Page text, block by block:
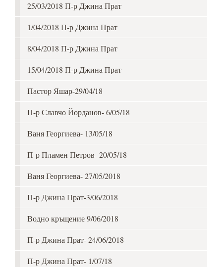
25/03/2018 П-р Джина Прат
1/04/2018 П-р Джина Прат
8/04/2018 П-р Джина Прат
15/04/2018 П-р Джина Прат
Пастор Яшар-29/04/18
П-р Славчо Йорданов- 6/05/18
Ваня Георгиева- 13/05/18
П-р Пламен Петров- 20/05/18
Ваня Георгиева- 27/05/2018
П-р Джина Прат-3/06/2018
Водно кръщение 9/06/2018
П-р Джина Прат- 24/06/2018
П-р Джина Прат- 1/07/18